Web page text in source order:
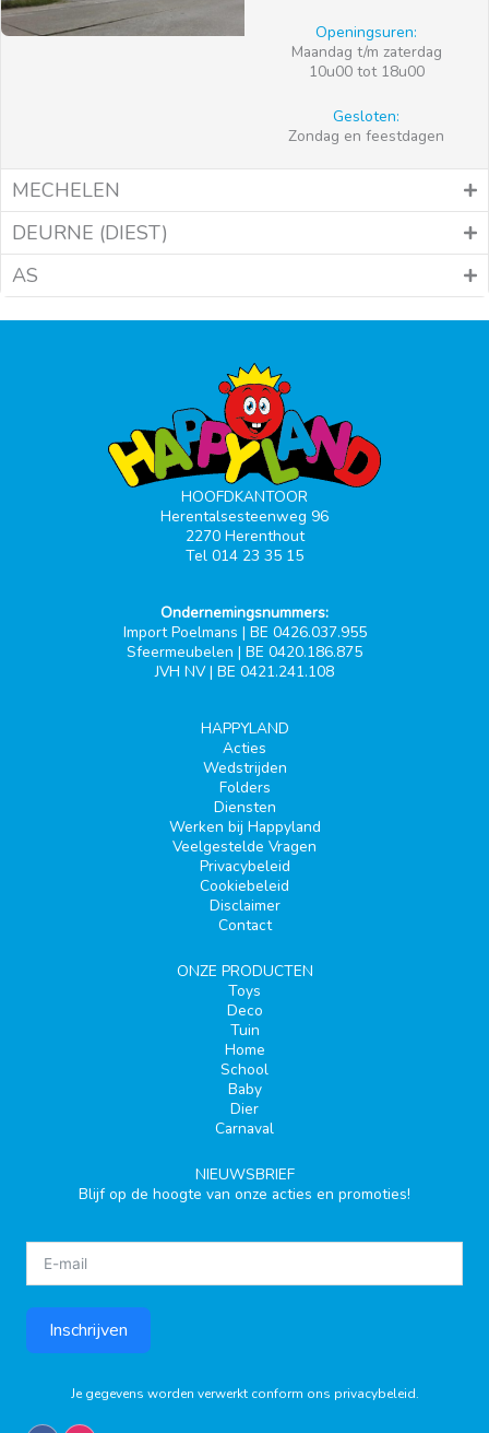
Openingsuren:
Maandag t/m zaterdag
10u00 tot 18u00
Gesloten:
Zondag en feestdagen
MECHELEN
DEURNE (DIEST)
AS
HOOFDKANTOOR
Herentalsesteenweg 96
2270 Herenthout
Tel 014 23 35 15
Ondernemingsnummers:
Import Poelmans | BE 0426.037.955
Sfeermeubelen | BE 0420.186.875
JVH NV | BE 0421.241.108
HAPPYLAND
Acties
Wedstrijden
Folders
Diensten
Werken bij Happyland
Veelgestelde Vragen
Privacybeleid
Cookiebeleid
Disclaimer
Contact
ONZE PRODUCTEN
Toys
Deco
Tuin
Home
School
Baby
Dier
Carnaval
NIEUWSBRIEF
Blijf op de hoogte van onze acties en promoties!
Inschrijven
Je gegevens worden verwerkt conform ons privacybeleid.